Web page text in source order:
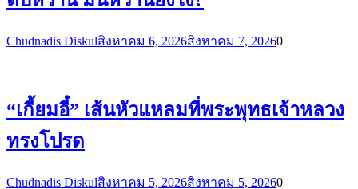
Chudnadis Diskulสิงหาคม 6, 2026สิงหาคม 7, 20260
“เกี้ยมอี๋” เส้นหัวแหลมที่พระพุทธเจ้าหลวง
ทรงโปรด
Chudnadis Diskulสิงหาคม 5, 2026สิงหาคม 5, 20260